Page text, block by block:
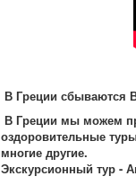
В Греции сбываются
В Греции мы можем
оздоровительные
многие другие.
Экскурсионный тур -